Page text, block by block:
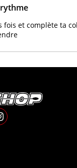
fois et complète ta